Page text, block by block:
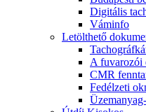
Digitális
Váminfo
Letölthető
A fuvarozói
CMR
Fedélzeti